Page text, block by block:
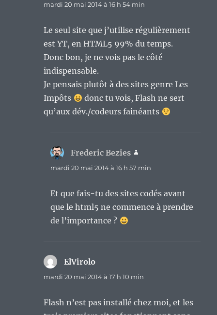
mardi 20 mai 2014 à 16 h 54 min
Le seul site que j’utilise régulièrement
est YT, en HTML5 99% du temps.
Donc bon, je ne vois pas le côté
indispensable.
Je pensais plutôt à des sites genre Les
Impôts
donc tu vois, Flash ne sert
qu’aux dév./codeurs fainéants
Frederic Bezies
mardi 20 mai 2014 à 16 h 57 min
Et que fais-tu des sites codés avant
que le html5 ne commence à prendre
de l’importance ?
ElVirolo
mardi 20 mai 2014 à 17 h 10 min
Flash n’est pas installé chez moi, et les